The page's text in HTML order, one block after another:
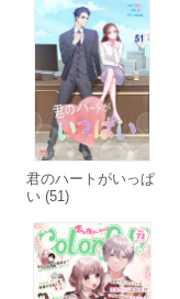
君のハートがいっぱ
い (51)